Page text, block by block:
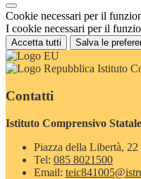
Cookie necessari per il
I cookie necessari per il
Accetta tutti Salva le
Istituto
Contatti
Istituto Comprensivo
Piazza della Libertà,
Tel: 085 8021500
Email: